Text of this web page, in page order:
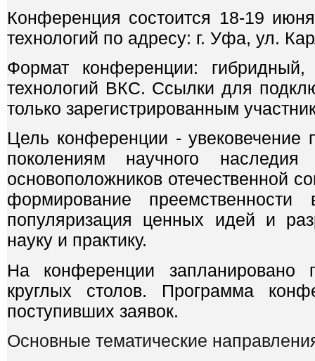
Конференция состоится 18-19
технологий по адресу: г. Уфа, ул.
Формат конференции:
технологий ВКС. Ссылки для
только зарегистрированным
Цель конференции -
поколениям научного
основоположников отечественной
формирование
популяризация ценных идей и
науку и практику.
На конференции запланировано
круглых столов. Программа
поступивших заявок.
Основные тематические